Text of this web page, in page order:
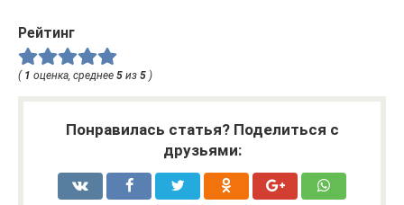
Рейтинг
( 1 оценка, среднее 5 из 5 )
Понравилась статья? Поделиться с
друзьями: